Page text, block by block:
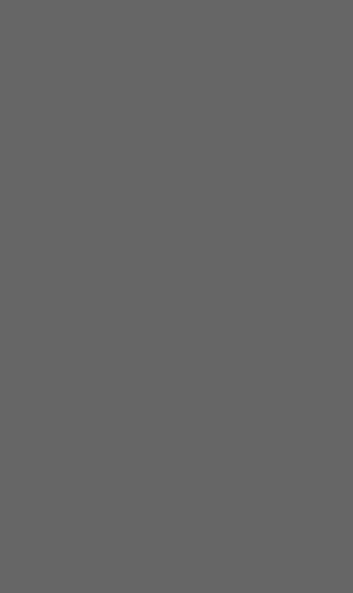
zbierane są przez naszych
podstawie prawnej.
do Twoich zainteresowań,
umów o ich świadczenie
administratora.
podstawie Twojej dobrowolnej